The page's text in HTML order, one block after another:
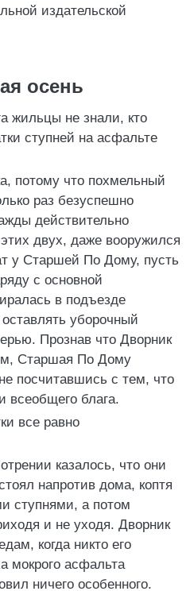
издательской
осень
жильцы не знали, кто
ступней на асфальте
потому что похмельный
раз безуспешно
действительно
двух, даже вооружился
у Старшей По Дому, пусть
с основной
в подъезде
уборочный
Прознав что Дворник
Старшая По Дому
посчитавшись с тем, что
всеобщего блага.
все равно
казалось, что они
напротив дома, коптя
ступнями, а потом
и не уходя. Дворник
когда никто его
мокрого асфальта
ничего особенного.